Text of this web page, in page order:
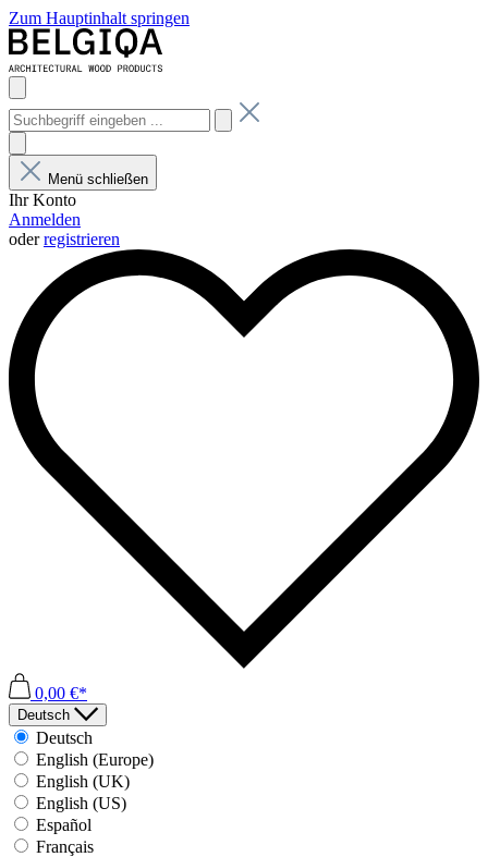
Zum Hauptinhalt springen
Menü schließen
Ihr Konto
Anmelden
oderregistrieren
0,00 €*
Deutsch
Deutsch
English (Europe)
English (UK)
English (US)
Español
Français